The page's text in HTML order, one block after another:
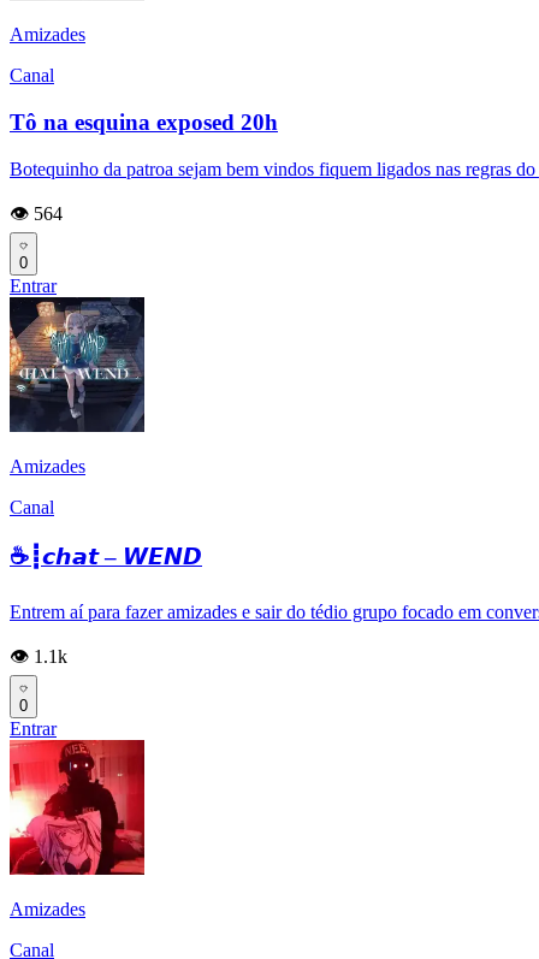
Amizades
Canal
Tô na esquina exposed 20h
Botequinho da patroa sejam bem vindos fiquem ligados nas regras
👁️ 564
0
Entrar
Amizades
Canal
☕┋𝙘𝙝𝙖𝙩 – 𝙒𝙀𝙉𝘿
Entrem aí para fazer amizades e sair do tédio grupo focado em
👁️ 1.1k
0
Entrar
Amizades
Canal